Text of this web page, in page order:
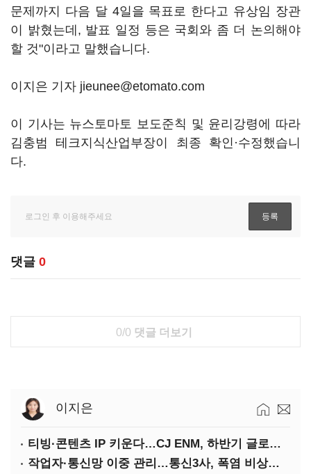
문제까지 다음 달 4일을 목표로 한다고 유상임 장관
이 밝혔는데, 발표 일정 등은 국회와 좀 더 논의해야
할 것"이라고 말했습니다.
이지은 기자 jieunee@etomato.com
이 기사는 뉴스토마토 보도준칙 및 윤리강령에 따라
김충범 테크지식산업부장이 최종 확인·수정했습니
다.
댓글 0
0/0 댓글 더보기
이지은
티빙·콘텐츠 IP 키운다…CJ ENM, 하반기 글로벌 확장 가속
작업자·통신망 이중 관리…통신3사, 폭염 비상대응 돌입